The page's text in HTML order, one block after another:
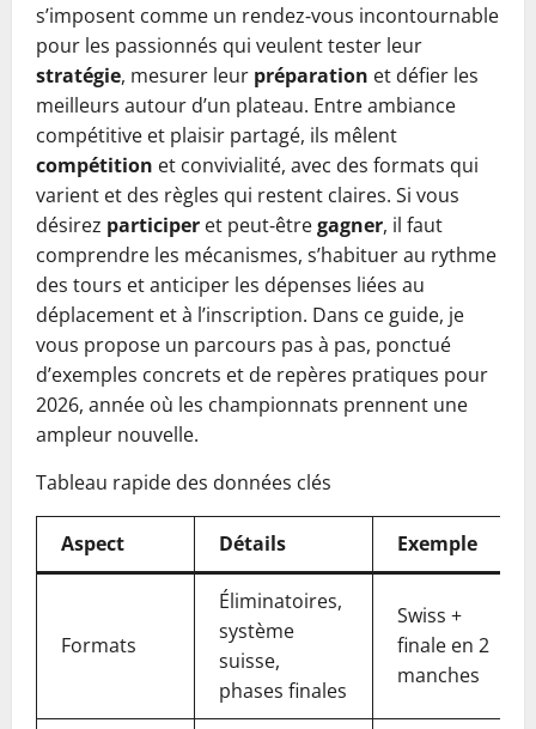
s’imposent comme un rendez‑vous incontournable
pour les passionnés qui veulent tester leur
stratégie, mesurer leur préparation et défier les
meilleurs autour d’un plateau. Entre ambiance
compétitive et plaisir partagé, ils mêlent
compétition et convivialité, avec des formats qui
varient et des règles qui restent claires. Si vous
désirez participer et peut‑êtregagner, il faut
comprendre les mécanismes, s’habituer au rythme
des tours et anticiper les dépenses liées au
déplacement et à l’inscription. Dans ce guide, je
vous propose un parcours pas à pas, ponctué
d’exemples concrets et de repères pratiques pour
2026, année où les championnats prennent une
ampleur nouvelle.
Tableau rapide des données clés
Aspect Détails Exemple
Formats
Éliminatoires,
système
suisse,
phases finales
Swiss +
finale en 2
manches